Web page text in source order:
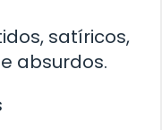
satíricos,
absurdos.